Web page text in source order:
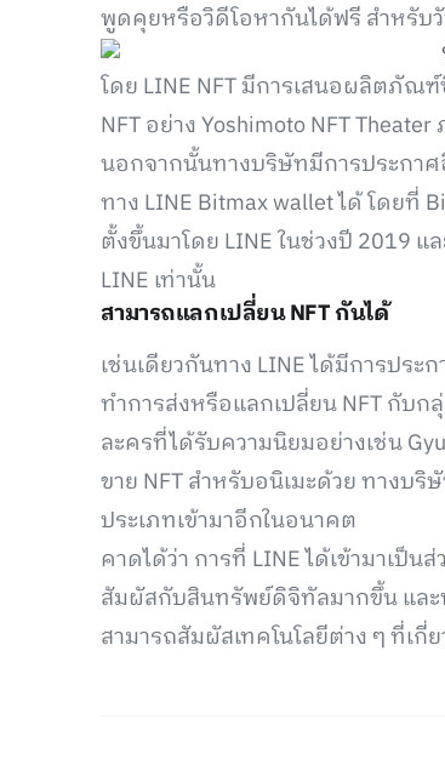
พูดคุยหรือวิดีโอหากันได้ฟรี สำหรับวั
โดย LINE NFT มีการเสนอผลิตภัณ
NFT อย่าง Yoshimoto NFT
นอกจากนั้นทางบริษัทมีการประกาศ
ทาง LINE Bitmax wallet ได้ โดย
ตั้งขึ้นมาโดย LINE ในช่วงปี 2019
LINE เท่านั้น
สามารถแลกเปลี่ยน NFT กันได้
เช่นเดียวกันทาง LINE ได้มีการปร
ทำการส่งหรือแลกเปลี่ยน NFT กับก
ละครที่ได้รับความนิยมอย่างเช่น
ขาย NFT สำหรับอนิเมะด้วย ทางบ
ประเภทเข้ามาอีกในอนาคต
คาดได้ว่า การที่ LINE ได้เข้ามาเป็
สัมผัสกับสินทรัพย์ดิจิทัลมากขึ้น และ
สามารถสัมผัสเทคโนโลยีต่าง ๆ ที่เ